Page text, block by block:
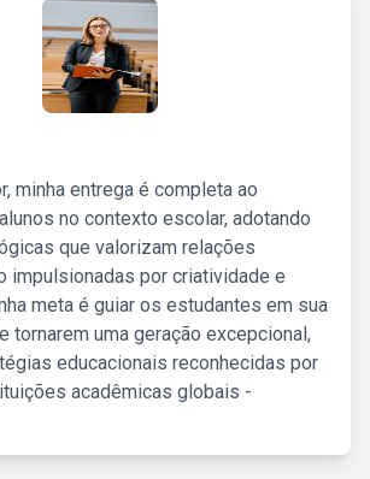
minha entrega é completa ao
no contexto escolar, adotando
que valorizam relações
impulsionadas por criatividade e
meta é guiar os estudantes em sua
tornarem uma geração excepcional,
educacionais reconhecidas por
acadêmicas globais -